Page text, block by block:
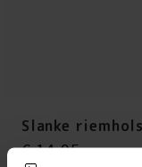
Slanke
Prijs:€ 14,95
€ 14,95